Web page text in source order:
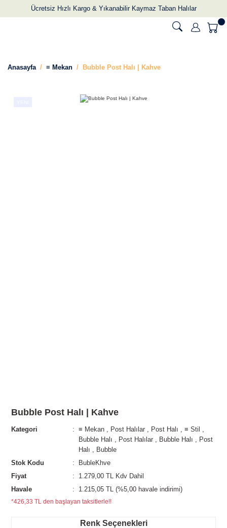
Ücretsiz Hızlı Kargo & Yıkanabilir Kaymaz Taban Halılar
Anasayfa ≡ Mekan Bubble Post Halı | Kahve
Bubble Post Halı | Kahve
Kategori ≡ Mekan , Post Halılar , Post Halı ,≡ Stil ,
Bubble Halı , Post Halılar , Bubble Halı , Post
Halı , Bubble
Stok Kodu
BubleKhve
Fiyat
1.279,00 TL Kdv Dahil
Havale
1.215,05 TL (%5,00 havale indirimi)
*426,33 TL den başlayan taksitlerle!!
Renk Seçenekleri